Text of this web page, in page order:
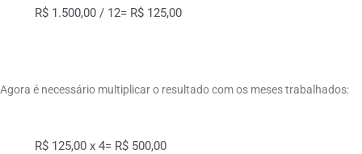
R$ 1.500,00 / 12= R$ 125,00
Agora é necessário multiplicar o resultado com os meses trabalhados:
R$ 125,00 x 4= R$ 500,00